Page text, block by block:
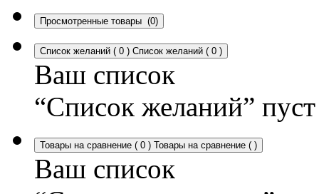
Просмотренные товары (0)
Список желаний ( 0 ) Список желаний ( 0 )
Ваш список
“Список желаний” пуст
Товары на сравнение ( 0 ) Товары на сравнение ( )
Ваш список